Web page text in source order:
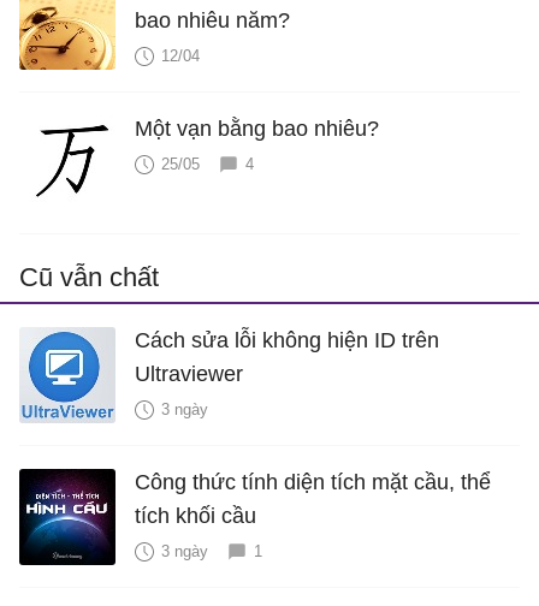
bao nhiêu năm?
12/04
Một vạn bằng bao nhiêu?
25/05 4
Cũ vẫn chất
Cách sửa lỗi không hiện ID trên
Ultraviewer
3 ngày
Công thức tính diện tích mặt cầu, thể
tích khối cầu
3 ngày 1